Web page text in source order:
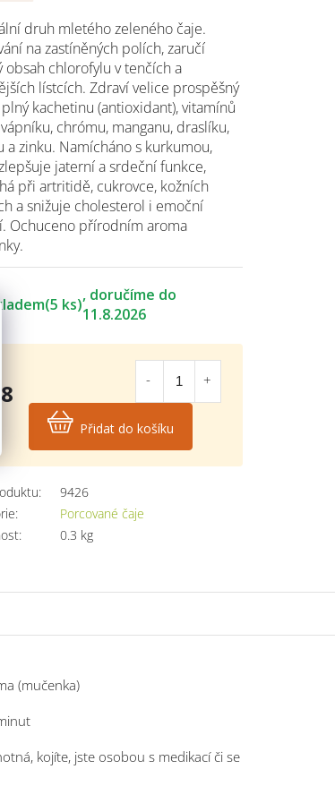
(5 ks)11.8.2026
druh mletého zeleného čaje.
na zastíněných polích, zaručí
obsah chlorofylu v tenčích a
lístcích. Zdraví velice prospěšný
kachetinu (antioxidant), vitamínů
vápníku, chrómu, manganu, draslíku,
a zinku. Namícháno s kurkumou,
jaterní a srdeční funkce,
při artritidě, cukrovce, kožních
a snižuje cholesterol i emoční
Ochuceno přírodním aroma
9426
:
Porcované čaje
: 0.3 kg
Přidat do košíku
(mučenka)
kojíte, jste osobou s medikací či se